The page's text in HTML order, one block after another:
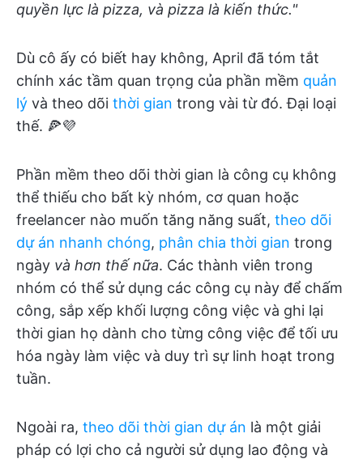
quyền lực là pizza, và pizza là kiến thức."
Dù cô ấy có biết hay không, April đã tóm tắt
chính xác tầm quan trọng của phần mềm quản
lý và theo dõi thời gian trong vài từ đó. Đại loại
thế. 🍕💜
Phần mềm theo dõi thời gian là công cụ không
thể thiếu cho bất kỳ nhóm, cơ quan hoặc
freelancer nào muốn tăng năng suất, theo dõi
dự án nhanh chóng, phân chia thời gian trong
ngày và hơn thế nữa. Các thành viên trong
nhóm có thể sử dụng các công cụ này để chấm
công, sắp xếp khối lượng công việc và ghi lại
thời gian họ dành cho từng công việc để tối ưu
hóa ngày làm việc và duy trì sự linh hoạt trong
tuần.
Ngoài ra, theo dõi thời gian dự án là một giải
pháp có lợi cho cả người sử dụng lao động và